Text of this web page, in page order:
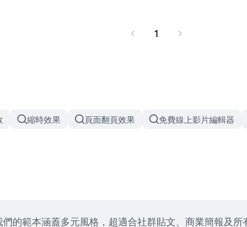
1
縮時效果 頁面翻頁效果 免費線上影片編輯器
的範本涵蓋多元風格，超適合社群貼文、商業簡報及